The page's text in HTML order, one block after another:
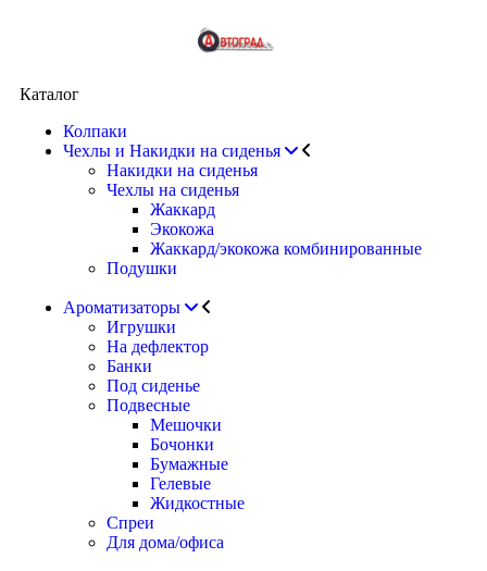
Каталог
Колпаки
Чехлы и Накидки на сиденья
Накидки на сиденья
Чехлы на сиденья
Жаккард
Экокожа
Жаккард/экокожа комбинированные
Подушки
Ароматизаторы
Игрушки
На дефлектор
Банки
Под сиденье
Подвесные
Мешочки
Бочонки
Бумажные
Гелевые
Жидкостные
Спреи
Для дома/офиса